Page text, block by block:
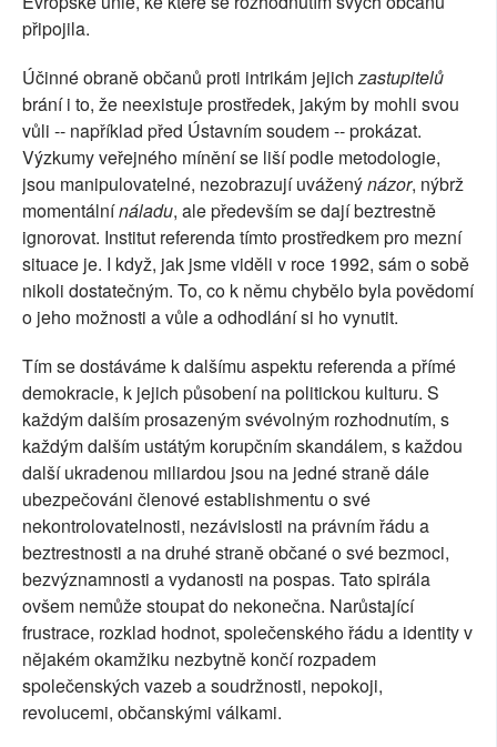
připojila.
Účinné obraně občanů proti intrikám jejichzastupitelů
brání i to, že neexistuje prostředek, jakým by mohli svou
vůli -- například před Ústavním soudem -- prokázat.
Výzkumy veřejného mínění se liší podle metodologie,
jsou manipulovatelné, nezobrazují uváženýnázor, nýbrž
momentálnínáladu, ale především se dají beztrestně
ignorovat. Institut referenda tímto prostředkem pro mezní
situace je. I když, jak jsme viděli v roce 1992, sám o sobě
nikoli dostatečným. To, co k němu chybělo byla povědomí
o jeho možnosti a vůle a odhodlání si ho vynutit.
Tím se dostáváme k dalšímu aspektu referenda a přímé
demokracie, k jejich působení na politickou kulturu. S
každým dalším prosazeným svévolným rozhodnutím, s
každým dalším ustátým korupčním skandálem, s každou
další ukradenou miliardou jsou na jedné straně dále
ubezpečováni členové establishmentu o své
nekontrolovatelnosti, nezávislosti na právním řádu a
beztrestnosti a na druhé straně občané o své bezmoci,
bezvýznamnosti a vydanosti na pospas. Tato spirála
ovšem nemůže stoupat do nekonečna. Narůstající
frustrace, rozklad hodnot, společenského řádu a identity v
nějakém okamžiku nezbytně končí rozpadem
společenských vazeb a soudržnosti, nepokoji,
revolucemi, občanskými válkami.